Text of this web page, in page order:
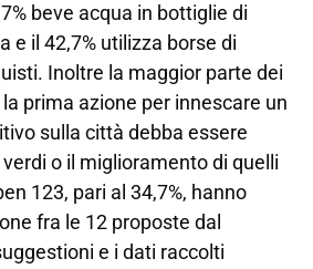
beve acqua in bottiglie di
e il 42,7% utilizza borse di
Inoltre la maggior parte dei
prima azione per innescare un
sulla città debba essere
verdi o il miglioramento di quelli
123, pari al 34,7%, hanno
fra le 12 proposte dal
e i dati raccolti